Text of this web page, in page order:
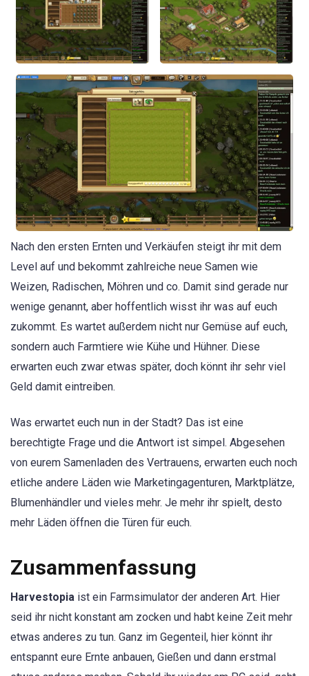
Nach den ersten Ernten und Verkäufen steigt ihr mit dem
Level auf und bekommt zahlreiche neue Samen wie
Weizen, Radischen, Möhren und co. Damit sind gerade nur
wenige genannt, aber hoffentlich wisst ihr was auf euch
zukommt. Es wartet außerdem nicht nur Gemüse auf euch,
sondern auch Farmtiere wie Kühe und Hühner. Diese
erwarten euch zwar etwas später, doch könnt ihr sehr viel
Geld damit eintreiben.
Was erwartet euch nun in der Stadt? Das ist eine
berechtigte Frage und die Antwort ist simpel. Abgesehen
von eurem Samenladen des Vertrauens, erwarten euch noch
etliche andere Läden wie Marketingagenturen, Marktplätze,
Blumenhändler und vieles mehr. Je mehr ihr spielt, desto
mehr Läden öffnen die Türen für euch.
Zusammenfassung
Harvestopia ist ein Farmsimulator der anderen Art. Hier
seid ihr nicht konstant am zocken und habt keine Zeit mehr
etwas anderes zu tun. Ganz im Gegenteil, hier könnt ihr
entspannt eure Ernte anbauen, Gießen und dann erstmal